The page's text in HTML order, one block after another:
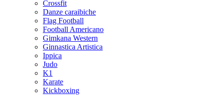
Crossfit
Danze caraibiche
Flag Football
Football Americano
Gimkana Western
Ginnastica Artistica
Ippica
Judo
K1
Karate
Kickboxing